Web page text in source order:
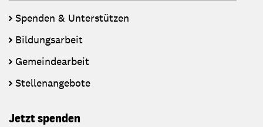
Spenden & Unterstützen
Bildungsarbeit
Gemeindearbeit
Stellenangebote
Jetzt spenden